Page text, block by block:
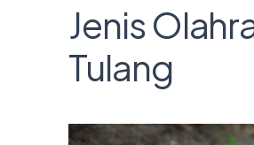
Jenis
Tulang